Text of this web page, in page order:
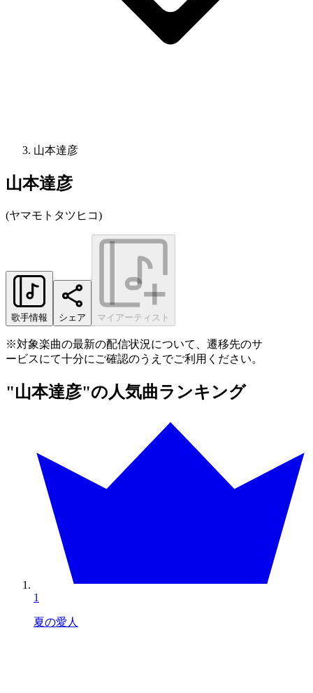
山本達彦
山本達彦
(ヤマモトタツヒコ)
歌手情報 シェア マイアーティスト
※対象楽曲の最新の配信状況について、遷移先のサ
ービスにて十分にご確認のうえでご利用ください。
"山本達彦"の人気曲ランキング
1
夏の愛人